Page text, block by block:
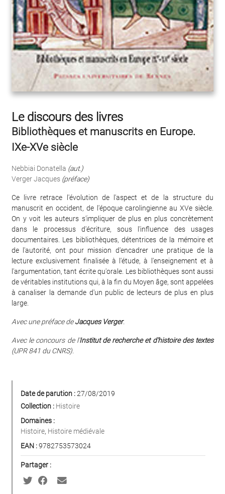
Le discours des livres
Bibliothèques et manuscrits en Europe.
IXe-XVe siècle
Nebbiai Donatella (aut.)
Verger Jacques (préface)
Ce livre retrace l'évolution de l'aspect et de la structure du
manuscrit en occident, de l'époque carolingienne au XVe siècle.
On y voit les auteurs s'impliquer de plus en plus concrètement
dans le processus d'écriture, sous l'influence des usages
documentaires. Les bibliothèques, détentrices de la mémoire et
de l'autorité, ont pour mission d'encadrer une pratique de la
lecture exclusivement finalisée à l'étude, à l'enseignement et à
l'argumentation, tant écrite qu'orale. Les bibliothèques sont aussi
de véritables institutions qui, à la fin du Moyen âge, sont appelées
à canaliser la demande d'un public de lecteurs de plus en plus
large.
Avec une préface deJacques Verger.
Avec le concours de l'Institut de recherche et d'histoire des textes
(UPR 841 du CNRS).
Date de parution :27/08/2019
Collection : Histoire
Domaines :
Histoire, Histoire médiévale
EAN :9782753573024
Partager :